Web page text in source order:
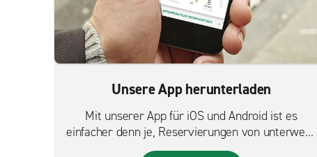
Unsere App herunterladen
Mit unserer App für iOS und Android ist es
einfacher denn je, Reservierungen von unterwegs
zu verwalten.